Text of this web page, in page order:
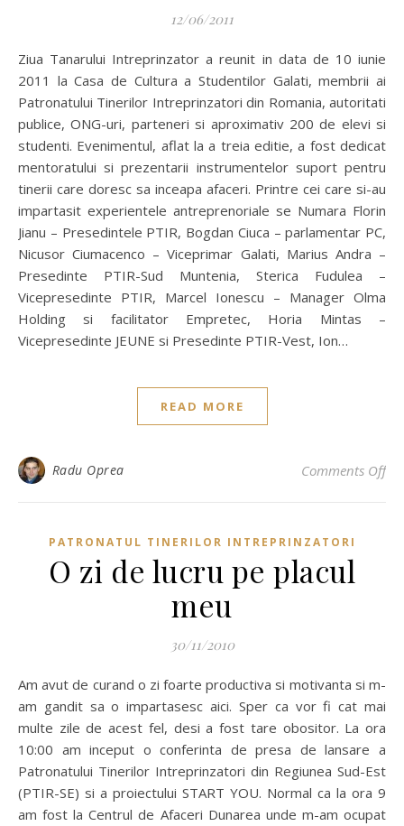
12/06/2011
Ziua Tanarului Intreprinzator a reunit in data de 10 iunie
2011 la Casa de Cultura a Studentilor Galati, membrii ai
Patronatului Tinerilor Intreprinzatori din Romania, autoritati
publice, ONG-uri, parteneri si aproximativ 200 de elevi si
studenti. Evenimentul, aflat la a treia editie, a fost dedicat
mentoratului si prezentarii instrumentelor suport pentru
tinerii care doresc sa inceapa afaceri. Printre cei care si-au
impartasit experientele antreprenoriale se Numara Florin
Jianu – Presedintele PTIR, Bogdan Ciuca – parlamentar PC,
Nicusor Ciumacenco – Viceprimar Galati, Marius Andra –
Presedinte PTIR-Sud Muntenia, Sterica Fudulea –
Vicepresedinte PTIR, Marcel Ionescu – Manager Olma
Holding si facilitator Empretec, Horia Mintas –
Vicepresedinte JEUNE si Presedinte PTIR-Vest, Ion…
READ MORE
Radu Oprea Comments Offon
PATRONATUL TINERILOR INTREPRINZATORI
O zi de lucru pe placul
meu
30/11/2010
Am avut de curand o zi foarte productiva si motivanta si m-
am gandit sa o impartasesc aici. Sper ca vor fi cat mai
multe zile de acest fel, desi a fost tare obositor. La ora
10:00 am inceput o conferinta de presa de lansare a
Patronatului Tinerilor Intreprinzatori din Regiunea Sud-Est
(PTIR-SE) si a proiectului START YOU. Normal ca la ora 9
am fost la Centrul de Afaceri Dunarea unde m-am ocupat